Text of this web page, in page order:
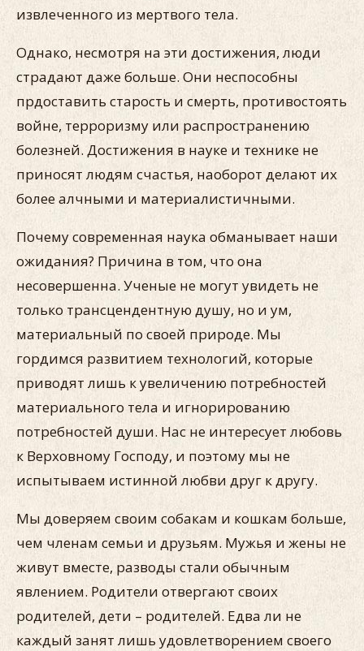
извлеченного из мертвого тела.
Однако, несмотря на эти достижения, люди
страдают даже больше. Они неспособны
прдоставить старость и смерть, противостоять
войне, терроризму или распространению
болезней. Достижения в науке и технике не
приносят людям счастья, наоборот делают их
более алчными и материалистичными.
Почему современная наука обманывает наши
ожидания? Причина в том, что она
несовершенна. Ученые не могут увидеть не
только трансцендентную душу, но и ум,
материальный по своей природе. Мы
гордимся развитием технологий, которые
приводят лишь к увеличению потребностей
материального тела и игнорированию
потребностей души. Нас не интересует любовь
к Верховному Господу, и поэтому мы не
испытываем истинной любви друг к другу.
Мы доверяем своим собакам и кошкам больше,
чем членам семьи и друзьям. Мужья и жены не
живут вместе, разводы стали обычным
явлением. Родители отвергают своих
родителей, дети – родителей. Едва ли не
каждый занят лишь удовлетворением своего